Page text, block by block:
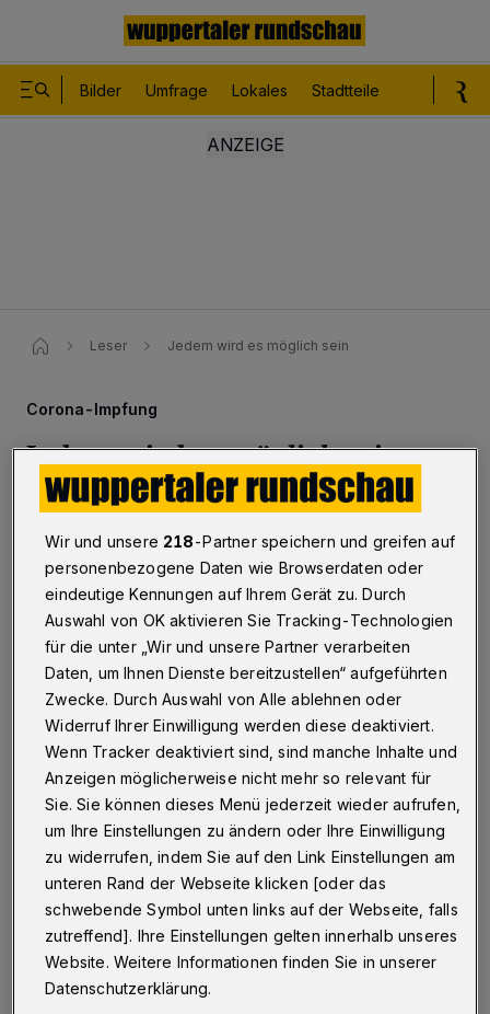
Bilder Umfrage Lokales Stadtteile
Leser Jedem wird es möglich sein
Corona-Impfung
Jedem wird es möglich sein
Betr.: Corona-Impfung
08.03.2021 , 17:37 Uhr Eine Minute Lesezeit
K aum gibt es die Möglichkeit, sich impfen
zu lassen, wird von einer
Zweiklassengesellschaft gesprochen, wenn
Geimpfte/Wiedergenesene reisen dürfen und
die anderen nicht.
Aus dem Geschichtsunterricht wissen wir,
Wir und unsere 218-Partner speichern und greifen auf
personenbezogene Daten wie Browserdaten oder
eindeutige Kennungen auf Ihrem Gerät zu. Durch
Auswahl von OK aktivieren Sie Tracking-Technologien
für die unter „Wir und unsere Partner verarbeiten
Daten, um Ihnen Dienste bereitzustellen“ aufgeführten
Zwecke. Durch Auswahl von Alle ablehnen oder
Widerruf Ihrer Einwilligung werden diese deaktiviert.
Wenn Tracker deaktiviert sind, sind manche Inhalte und
Anzeigen möglicherweise nicht mehr so relevant für
Sie. Sie können dieses Menü jederzeit wieder aufrufen,
um Ihre Einstellungen zu ändern oder Ihre Einwilligung
zu widerrufen, indem Sie auf den Link Einstellungen am
unteren Rand der Webseite klicken [oder das
schwebende Symbol unten links auf der Webseite, falls
zutreffend]. Ihre Einstellungen gelten innerhalb unseres
Website. Weitere Informationen finden Sie in unserer
Datenschutzerklärung.